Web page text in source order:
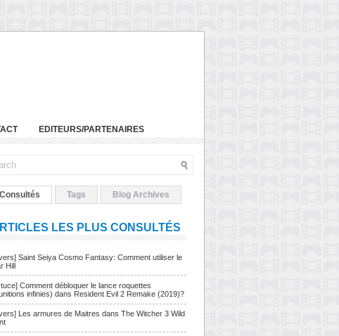
EDITEURS/PARTENAIRES
Tags Blog Archives
LES PLUS CONSULTÉS
Saint Seiya Cosmo Fantasy: Comment utiliser le
Hill
Comment débloquer le lance roquettes
infinies) dans Resident Evil 2 Remake (2019)?
Les armures de Maitres dans The Witcher 3 Wild